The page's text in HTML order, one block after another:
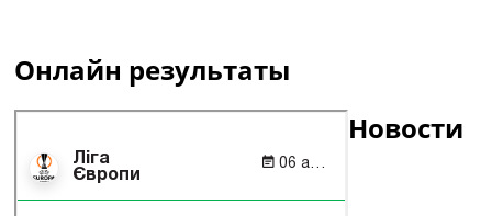
Онлайн результаты
Новости